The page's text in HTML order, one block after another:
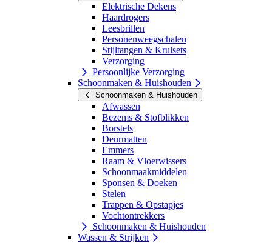
Elektrische Dekens
Haardrogers
Leesbrillen
Personenweegschalen
Stijltangen & Krulsets
Verzorging
Persoonlijke Verzorging
Schoonmaken & Huishouden
Schoonmaken & Huishouden
Afwassen
Bezems & Stofblikken
Borstels
Deurmatten
Emmers
Raam & Vloerwissers
Schoonmaakmiddelen
Sponsen & Doeken
Stelen
Trappen & Opstapjes
Vochtontrekkers
Schoonmaken & Huishouden
Wassen & Strijken